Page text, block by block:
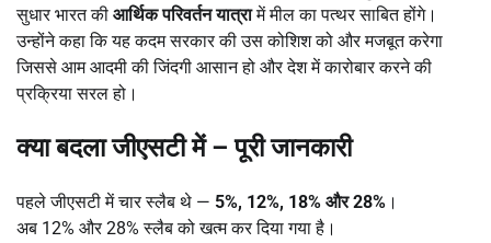
सुधार भारत की आर्थिक परिवर्तन यात्रामें मील का पत्थर साबित होंगे।
उन्होंने कहा कि यह कदम सरकार की उस कोशिश को और मजबूत करेगा
जिससे आम आदमी की जिंदगी आसान हो और देश में कारोबार करने की
प्रक्रिया सरल हो।
क्या बदला जीएसटी में–पूरी जानकारी
पहले जीएसटी में चार स्लैब थे — 5%, 12%, 18% और 28% ।
अब 12% और 28% स्लैब को खत्म कर दिया गया है।